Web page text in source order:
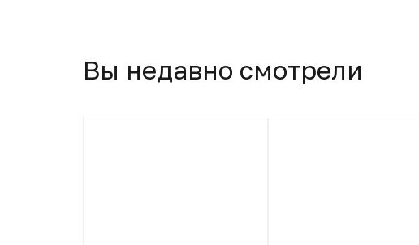
Вы недавно смотрели